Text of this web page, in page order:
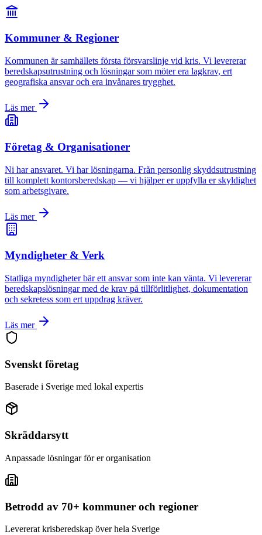
Kommuner & Regioner
Kommunen är samhällets första försvarslinje vid kris. Vi levererar
beredskapsutrustning och lösningar som möter era lagkrav, ert
geografiska ansvar och era invånares trygghet.
Läs mer
Företag & Organisationer
Ni har ansvaret. Vi har lösningarna. Från personlig skyddsutrustning
till komplett kontorsberedskap — vi hjälper er uppfylla er skyldighet
som arbetsgivare.
Läs mer
Myndigheter & Verk
Statliga myndigheter bär ett ansvar som inte kan vänta. Vi levererar
beredskapslösningar med de krav på tillförlitlighet, dokumentation
och sekretess som ert uppdrag kräver.
Läs mer
Svenskt företag
Baserade i Sverige med lokal expertis
Skräddarsytt
Anpassade lösningar för er organisation
Betrodd av 70+ kommuner och regioner
Levererat krisberedskap över hela Sverige